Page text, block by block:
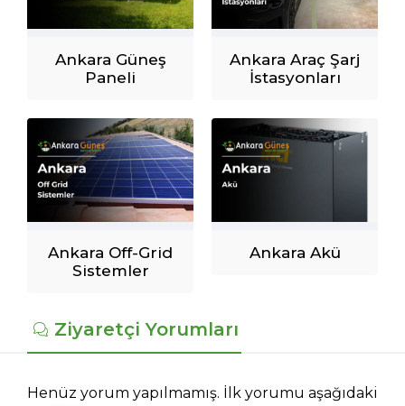
Ankara Güneş
Paneli
Ankara Araç Şarj
İstasyonları
Ankara Off-Grid
Sistemler
Ankara Akü
Ziyaretçi Yorumları
Henüz yorum yapılmamış. İlk yorumu aşağıdaki
Ankara Güneş Enerji
Sistemleri
Cevap Yaz